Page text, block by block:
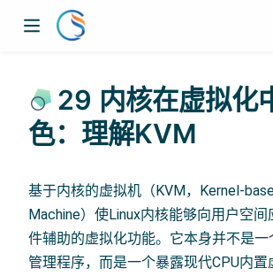
29 内核在虚拟化
色：理解KVM
基于内核的虚拟机（KVM，Kernel-
Machine）使Linux内核能够向用户空
件辅助的虚拟化功能。它本身并不是
管理程序，而是一个暴露现代CPU内置